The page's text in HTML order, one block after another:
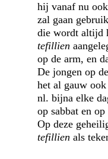
hij vanaf nu
zal gaan
die wordt altijd
tefillien
op de arm, en
De jongen op
het al gauw
nl. bijna elke
op sabbat en
Op deze
tefillien als